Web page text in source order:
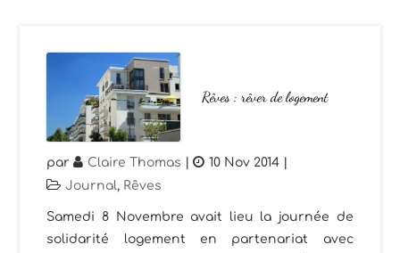
Rêves : rêver de logement
par Claire Thomas | 10 Nov 2014
Journal, Rêves
Samedi 8 Novembre avait lieu la journée de
solidarité logement en partenariat avec